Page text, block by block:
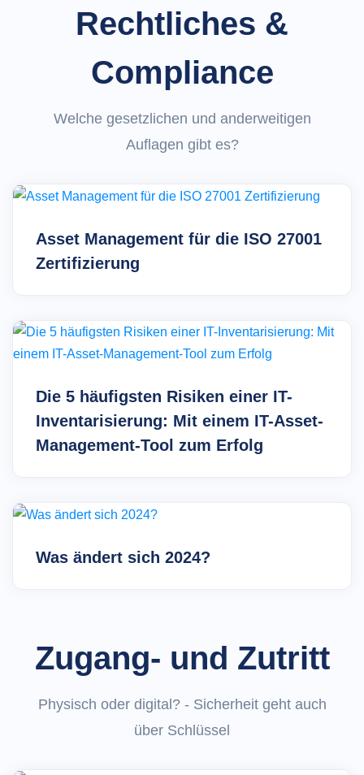
Rechtliches &
Compliance
Welche gesetzlichen und anderweitigen
Auflagen gibt es?
Asset Management für die ISO 27001
Zertifizierung
Die 5 häufigsten Risiken einer IT-
Inventarisierung: Mit einem IT-Asset-
Management-Tool zum Erfolg
Was ändert sich 2024?
Zugang- und Zutritt
Physisch oder digital? - Sicherheit geht auch
über Schlüssel